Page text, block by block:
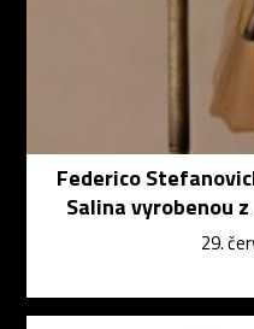
Federico
Salina vyrobenou
29.